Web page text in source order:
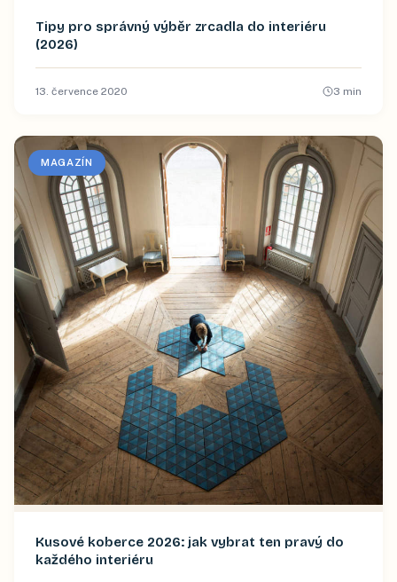
Tipy pro správný výběr zrcadla do interiéru
(2026)
13. července 2020 3 min
MAGAZÍN
Kusové koberce 2026: jak vybrat ten pravý do
každého interiéru